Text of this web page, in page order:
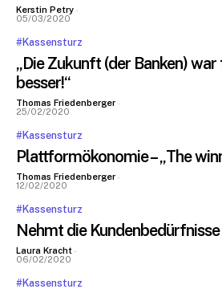
Kerstin Petry -
05/03/2020
#Kassensturz
„Die Zukunft (der Banken)
besser!“
Thomas Friedenberger -
25/02/2020
#Kassensturz
Plattformökonomie – „The
Thomas Friedenberger -
12/02/2020
#Kassensturz
Nehmt die
Laura Kracht -
06/02/2020
#Kassensturz